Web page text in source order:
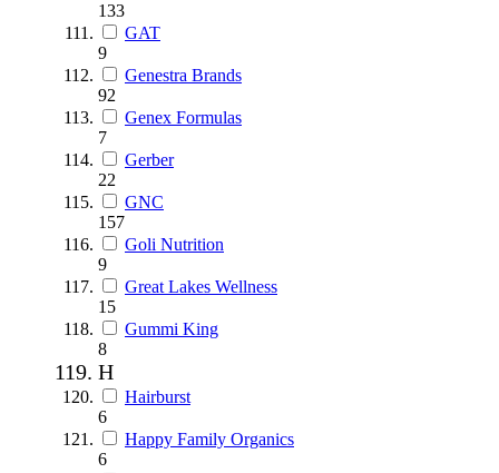
133
GAT
9
Genestra Brands
92
Genex Formulas
7
Gerber
22
GNC
157
Goli Nutrition
9
Great Lakes Wellness
15
Gummi King
8
H
Hairburst
6
Happy Family Organics
6